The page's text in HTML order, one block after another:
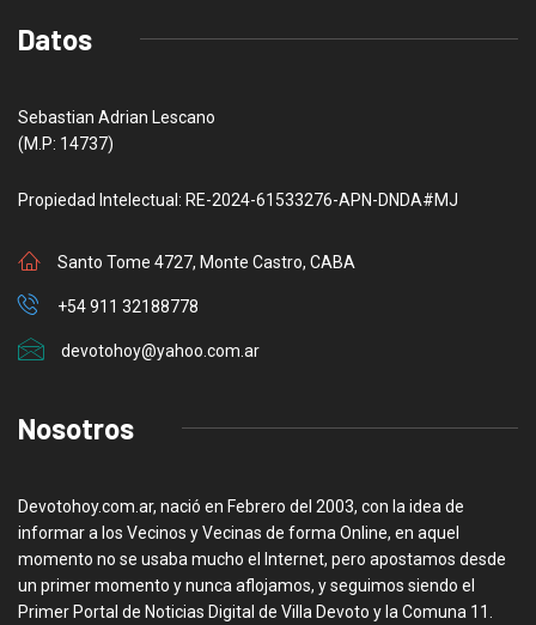
Datos
Sebastian Adrian Lescano
(M.P: 14737)
Propiedad Intelectual: RE-2024-61533276-APN-DNDA#MJ
Santo Tome 4727, Monte Castro, CABA
+54 911 32188778
devotohoy@yahoo.com.ar
Nosotros
Devotohoy.com.ar, nació en Febrero del 2003, con la idea de
informar a los Vecinos y Vecinas de forma Online, en aquel
momento no se usaba mucho el Internet, pero apostamos desde
un primer momento y nunca aflojamos, y seguimos siendo el
Primer Portal de Noticias Digital de Villa Devoto y la Comuna 11.